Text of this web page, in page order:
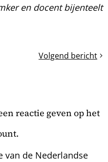
en docent bijenteelt
Volgend bericht
Het
reactie geven op het
van de Nederlandse